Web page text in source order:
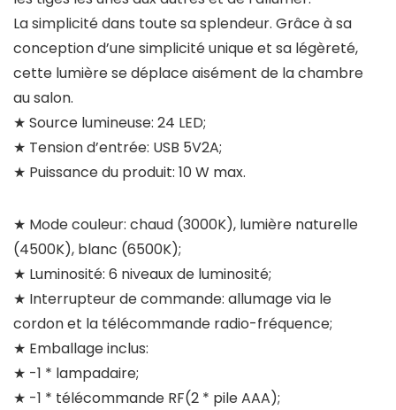
La simplicité dans toute sa splendeur. Grâce à sa
conception d’une simplicité unique et sa légèreté,
cette lumière se déplace aisément de la chambre
au salon.
★ Source lumineuse: 24 LED;
★ Tension d’entrée: USB 5V2A;
★ Puissance du produit: 10 W max.
★ Mode couleur: chaud (3000K), lumière naturelle
(4500K), blanc (6500K);
★ Luminosité: 6 niveaux de luminosité;
★ Interrupteur de commande: allumage via le
cordon et la télécommande radio-fréquence;
★ Emballage inclus:
★ -1 * lampadaire;
★ -1 * télécommande RF(2 * pile AAA);